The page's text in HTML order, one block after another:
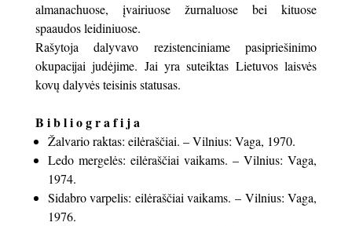
almanachuose, įvairiuose žurnaluose bei kituose
spaaudos leidiniuose.
Rašytoja dalyvavo rezistenciniame pasipriešinimo
okupacijai judėjime. Jai yra suteiktas Lietuvos laisvės
kovų dalyvės teisinis statusas.
B i b l i o g r a f i j a
Žalvario raktas: eilėraščiai. – Vilnius: Vaga, 1970.
Ledo mergelės: eilėraščiai vaikams. – Vilnius: Vaga,
1974.
Sidabro varpelis: eilėraščiai vaikams. – Vilnius: Vaga,
1976.